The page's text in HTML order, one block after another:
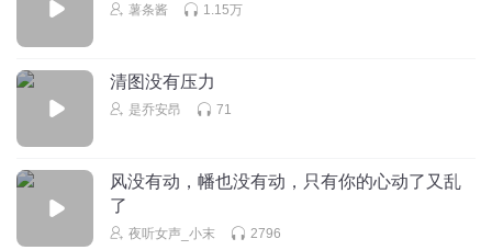
薯条酱 1.15万
清图没有压力
是乔安昂 71
风没有动，幡也没有动，只有你的心动了又乱
了
夜听女声_小末 2796